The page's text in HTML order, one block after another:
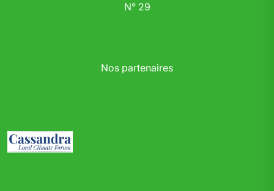
N° 29
Nos partenaires